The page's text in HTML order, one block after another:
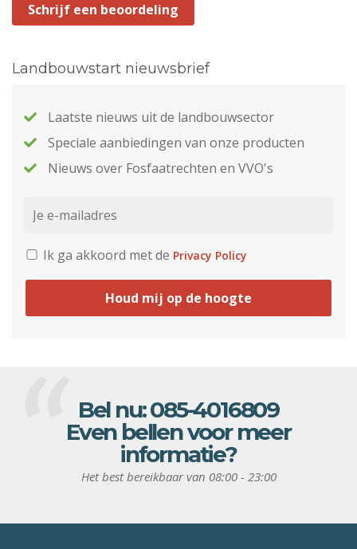
Schrijf een beoordeling
Landbouwstart nieuwsbrief
Laatste nieuws uit de landbouwsector
Speciale aanbiedingen van onze producten
Nieuws over Fosfaatrechten en VVO's
Ik ga akkoord met de Privacy Policy
Houd mij op de hoogte
Bel nu:085-4016809
Even bellen voor meer
informatie?
Het best bereikbaar van 08:00 - 23:00